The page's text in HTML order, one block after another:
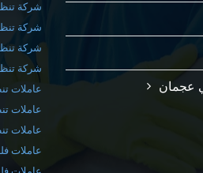
شركة
شركة
شركة
شركة
عاملات
عاملات
عاملات
عاملات
عجمان